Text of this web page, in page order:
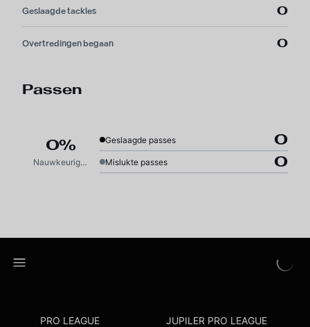
Geslaagde tackles 0
Overtredingen begaan 0
Passen
0%
Nauwkeurigheid
Geslaagde passes 0
Mislukte passes 0
PRO LEAGUE JUPILER PRO LEAGUE